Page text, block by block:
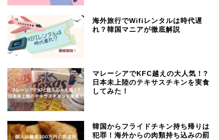
海外旅行でWifiレンタルは時代遅
れ？韓国マニアが徹底解説
マレーシアでKFC越えの大人気！?
日本未上陸のテキサスチキンを実食
してみた！
韓国からフライドチキン持ち帰りは
犯罪！海外からの肉類持ち込みの罰